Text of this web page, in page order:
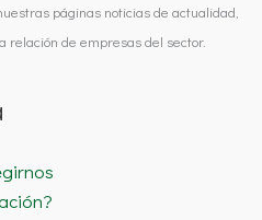
páginas noticias de actualidad,
relación de empresas del sector.